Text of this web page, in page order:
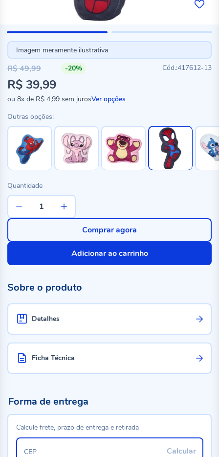
Imagem meramente ilustrativa
-20%
417612-13
Preço
especial
R$ 39,99
R$ 49,99
ou 8x de R$ 4,99 sem jurosVer opções
Outras opções:
Quantidade
Adicionar ao carrinho
Comprar agora
Sobre o produto
Detalhes
Ficha Técnica
Forma de entrega
Calcule frete, prazo de entrega e retirada
Calcular
CEP